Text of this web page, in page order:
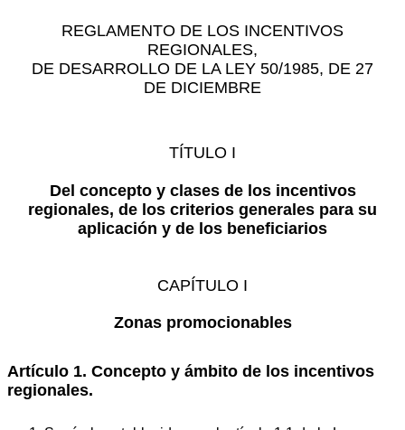
REGLAMENTO DE LOS INCENTIVOS
REGIONALES,
DE DESARROLLO DE LA LEY 50/1985, DE 27
DE DICIEMBRE
TÍTULO I
Del concepto y clases de los incentivos
regionales, de los criterios generales para su
aplicación y de los beneficiarios
CAPÍTULO I
Zonas promocionables
Artículo 1. Concepto y ámbito de los incentivos
regionales.